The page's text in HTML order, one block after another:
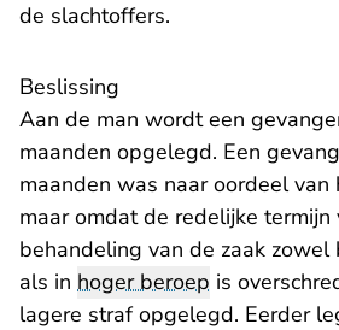
de slachtoffers.
Beslissing
Aan de man wordt een
maanden opgelegd. Een
maanden was naar oordeel van
maar omdat de redelijke termijn
behandeling van de zaak zowel
als in hoger beroep is
lagere straf opgelegd. Eerder